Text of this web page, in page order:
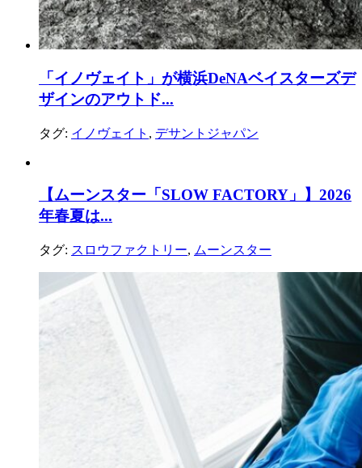
「イノヴェイト」が横浜DeNAベイスターズデ
ザインのアウトド...
タグ: イノヴェイト , デサントジャパン
【ムーンスター「SLOW FACTORY」】2026
年春夏は...
タグ: スロウファクトリー, ムーンスター